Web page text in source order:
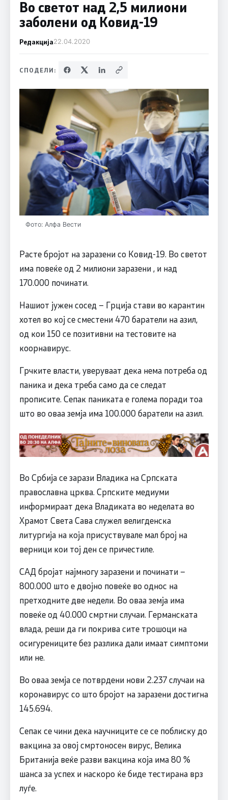
Во светот над 2,5 милиони
заболени од Ковид-19
Редакција22.04.2020
СПОДЕЛИ:
Фото: Алфа Вести
Расте бројот на заразени со Ковид-19. Во светот
има повеќе од 2 милиони заразени , и над
170.000 починати.
Нашиот јужен сосед – Грција стави во карантин
хотел во кој се сместени 470 баратели на азил,
од кои 150 се позитивни на тестовите на
коорнавирус.
Грчките власти, уверуваат дека нема потреба од
паника и дека треба само да се следат
прописите. Сепак паниката е голема поради тоа
што во оваа земја има 100.000 баратели на азил.
Во Србија се зарази Владика на Српската
православна црква. Српските медиуми
информираат дека Владиката во неделата во
Храмот Света Сава служел велигденска
литургија на која присуствувале мал број на
верници кои тој ден се причестиле.
САД бројат најмногу заразени и починати –
800.000 што е двојно повеќе во однос на
претходните две недели. Во оваа земја има
повеќе од 40.000 смртни случаи. Германската
влада, реши да ги покрива сите трошоци на
осигурениците без разлика дали имаат симптоми
или не.
Во оваа земја се потврдени нови 2.237 случаи на
коронавирус со што бројот на заразени достигна
145.694.
Сепак се чини дека научниците се се поблиску до
вакцина за овој смртоносен вирус, Велика
Британија веќе разви вакцина која има 80 %
шанса за успех и наскоро ќе биде тестирана врз
луѓе.